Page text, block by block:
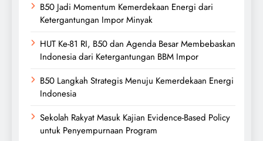
B50 Jadi Momentum Kemerdekaan Energi dari
Ketergantungan Impor Minyak
HUT Ke-81 RI, B50 dan Agenda Besar Membebaskan
Indonesia dari Ketergantungan BBM Impor
B50 Langkah Strategis Menuju Kemerdekaan Energi
Indonesia
Sekolah Rakyat Masuk Kajian Evidence-Based Policy
untuk Penyempurnaan Program